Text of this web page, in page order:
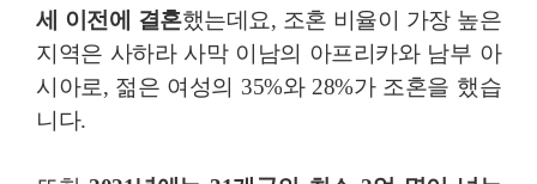
세 이전에 결혼했는데요, 조혼 비율이 가장 높은
지역은 사하라 사막 이남의 아프리카와 남부 아
시아로, 젊은 여성의 35%와 28%가 조혼을 했습
니다.